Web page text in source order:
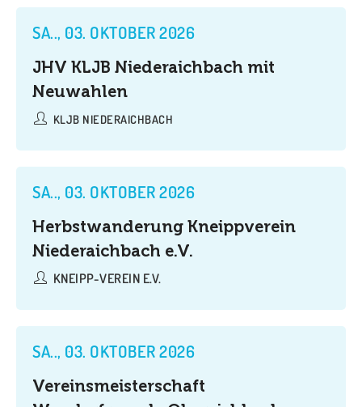
SA.., 03. OKTOBER 2026
JHV KLJB Niederaichbach mit
Neuwahlen
KLJB NIEDERAICHBACH
SA.., 03. OKTOBER 2026
Herbstwanderung Kneippverein
Niederaichbach e.V.
KNEIPP-VEREIN E.V.
SA.., 03. OKTOBER 2026
Vereinsmeisterschaft